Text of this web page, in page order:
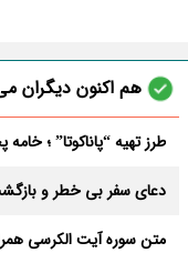
هم اکنون دیگران
طرز تهیه “پاناکوتا” ؛
دعای سفر بی خطر و
متن سوره آیت الکرسی